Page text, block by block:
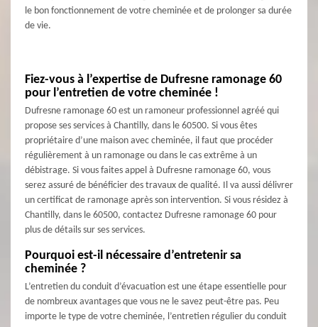
le bon fonctionnement de votre cheminée et de prolonger sa durée
de vie.
Fiez-vous à l’expertise de Dufresne ramonage 60
pour l’entretien de votre cheminée !
Dufresne ramonage 60 est un ramoneur professionnel agréé qui
propose ses services à Chantilly, dans le 60500. Si vous êtes
propriétaire d’une maison avec cheminée, il faut que procéder
régulièrement à un ramonage ou dans le cas extrême à un
débistrage. Si vous faites appel à Dufresne ramonage 60, vous
serez assuré de bénéficier des travaux de qualité. Il va aussi délivrer
un certificat de ramonage après son intervention. Si vous résidez à
Chantilly, dans le 60500, contactez Dufresne ramonage 60 pour
plus de détails sur ses services.
Pourquoi est-il nécessaire d’entretenir sa
cheminée ?
L’entretien du conduit d’évacuation est une étape essentielle pour
de nombreux avantages que vous ne le savez peut-être pas. Peu
importe le type de votre cheminée, l’entretien régulier du conduit